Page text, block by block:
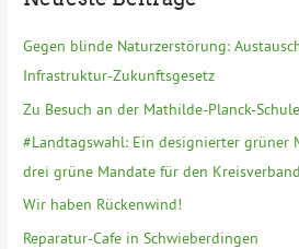
n
n
a
c
Gegen blinde Naturzerstörung:
Infrastruktur-Zukunftsgesetz
Zu Besuch an der Mathilde-Planck-Schule
#Landtagswahl: Ein designierter grüner
drei grüne Mandate für den Kreisverband
Wir haben Rückenwind!
Reparatur-Cafe in Schwieberdingen